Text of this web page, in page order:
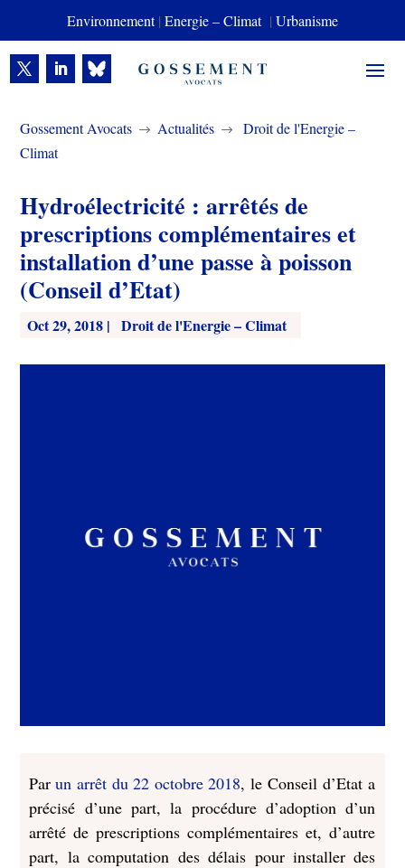
Environnement| Energie – Climat | Urbanisme
Gossement Avocats $ Actualités $
Droit de l'Energie –
Climat
Hydroélectricité : arrêtés de
prescriptions complémentaires et
installation d’une passe à poisson
(Conseil d’Etat)
Oct 29, 2018 | Droit de l'Energie – Climat
Parun arrêt du 22 octobre 2018, le Conseil d’Etat a
précisé d’une part, la procédure d’adoption d’un
arrêté de prescriptions complémentaires et, d’autre
part, la computation des délais pour installer des